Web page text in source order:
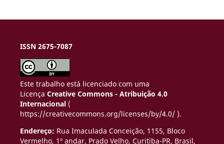
ISSN 2675-7087
Este trabalho está licenciado com uma
Licença Creative Commons - Atribuição 4.0
Internacional(
https://creativecommons.org/licenses/by/4.0/ ).
Endereço: Rua Imaculada Conceição, 1155, Bloco
Vermelho, 1º andar, Prado Velho, Curitiba-PR, Brasil,